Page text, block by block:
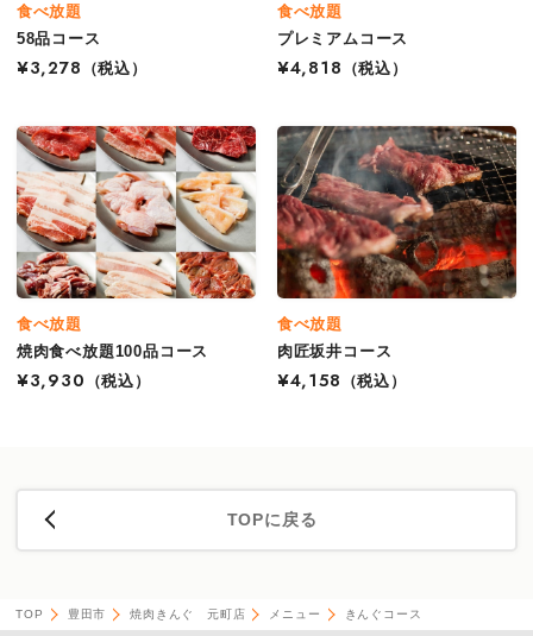
食べ放題
58品コース
¥3,278
（税込）
食べ放題
プレミアムコース
¥4,818
（税込）
食べ放題
焼肉食べ放題100品コース
¥3,930
（税込）
食べ放題
肉匠坂井コース
¥4,158
（税込）
TOPに戻る
TOP 豊田市 焼肉きんぐ 元町店 メニュー きんぐコース